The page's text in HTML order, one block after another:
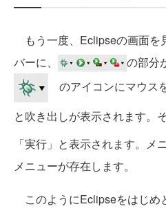
もう一度、Eclipseの画面を
バーに、
の部分
のアイコンにマウス
と吹き出しが表示されます。
「実行」と表示されます。メ
メニューが存在します。
このようにEclipseをはじめ